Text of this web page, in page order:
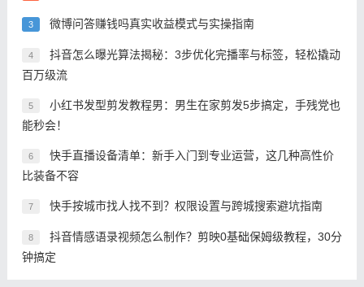
3 微博问答赚钱吗真实收益模式与实操指南
4
抖音怎么曝光算法揭秘：3步优化完播率与标签，轻松撬动
百万级流
5
小红书发型剪发教程男：男生在家剪发5步搞定，手残党也
能秒会！
6
快手直播设备清单：新手入门到专业运营，这几种高性价
比装备不容
7 快手按城市找人找不到？权限设置与跨城搜索避坑指南
8
抖音情感语录视频怎么制作？剪映0基础保姆级教程，30分
钟搞定